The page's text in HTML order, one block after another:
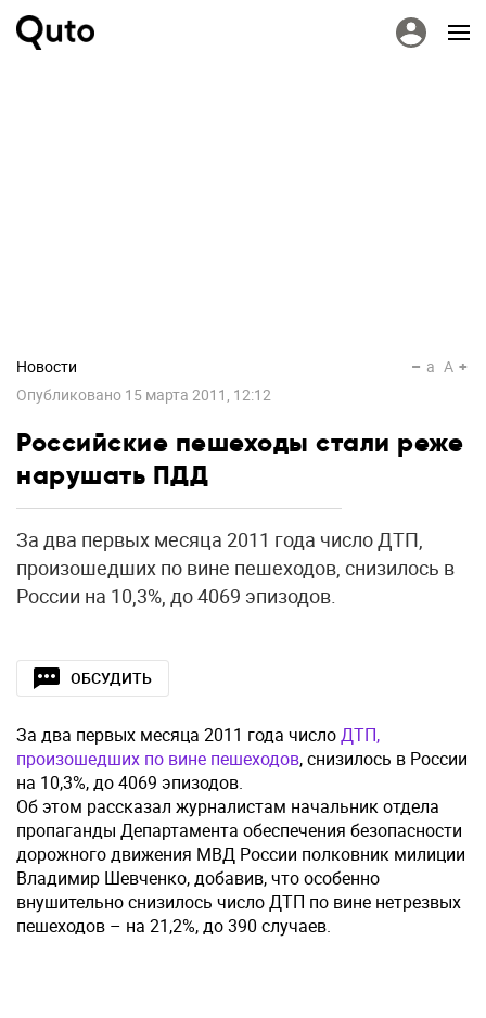
Новости
Опубликовано 15 марта 2011, 12:12
a A
Российские пешеходы стали реже
нарушать ПДД
За два первых месяца 2011 года число ДТП,
произошедших по вине пешеходов, снизилось в
России на 10,3%, до 4069 эпизодов.
ОБСУДИТЬ
За два первых месяца 2011 года числоДТП,
произошедших по вине пешеходов, снизилось в России
на 10,3%, до 4069 эпизодов.
Об этом рассказал журналистам начальник отдела
пропаганды Департамента обеспечения безопасности
дорожного движения МВД России полковник милиции
Владимир Шевченко, добавив, что особенно
внушительно снизилось число ДТП по вине нетрезвых
пешеходов – на 21,2%, до 390 случаев.